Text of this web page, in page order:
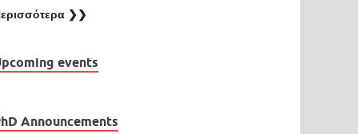
❯❯
events
Announcements